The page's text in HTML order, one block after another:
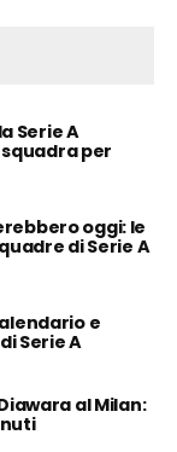
Serie A
per
oggi: le
di Serie A
e
Serie A
al Milan: